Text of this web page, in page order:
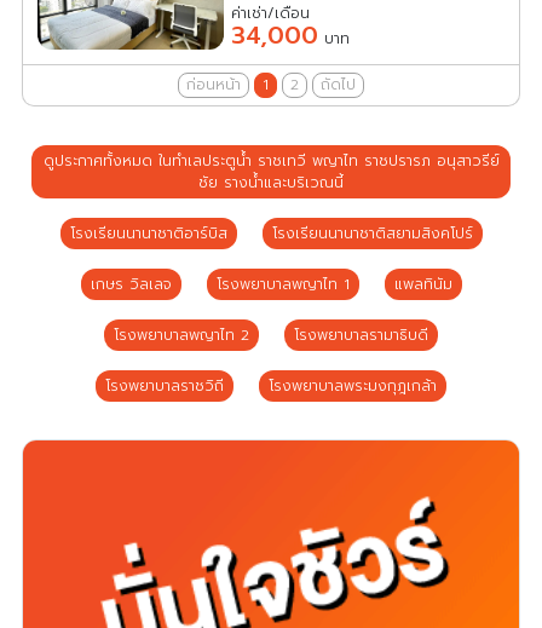
ค่าเช่า/เดือน
34,000 บาท
ก่อนหน้า 1 2 ถัดไป
ดูประกาศทั้งหมด ในทำเลประตูน้ำ ราชเทวี พญาไท ราชปรารภ อนุสาวรีย์
ชัย รางน้ำและบริเวณนี้
โรงเรียนนานาชาติอาร์บิส โรงเรียนนานาชาติสยามสิงคโปร์
เกษร วิลเลจ โรงพยาบาลพญาไท 1 แพลทินัม
โรงพยาบาลพญาไท 2 โรงพยาบาลรามาธิบดี
โรงพยาบาลราชวิถี โรงพยาบาลพระมงกุฎเกล้า